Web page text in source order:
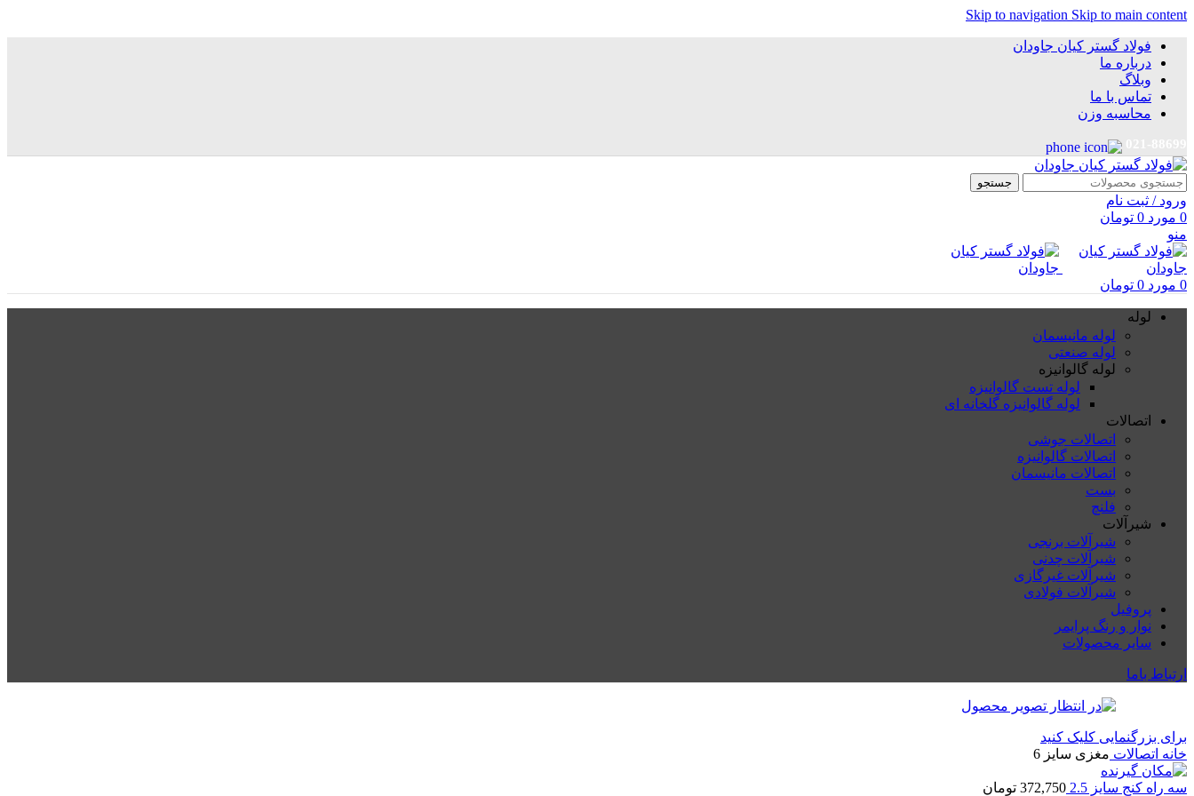
Skip to navigation Skip to main content
فولاد گستر کیان جاودان
درباره ما
وبلاگ
تماس با ما
محاسبه وزن
جستجو
ورود / ثبت نام
0 مورد 0 تومان
منو
0 مورد 0 تومان
لوله
لوله مانیسمان
لوله صنعتی
لوله گالوانیزه
لوله تست گالوانیزه
لوله گالوانیزه گلخانه ای
اتصالات
اتصالات جوشی
اتصالات گالوانیزه
اتصالات مانیسمان
بست
فلنچ
شیرآلات
شیرآلات برنجی
شیرآلات چدنی
شیرآلات غیرگازی
شیرآلات فولادی
پروفیل
نوار و رنگ پرایمر
سایر محصولات
ارتباط باما
برای بزرگنمایی کلیک کنید
خانه اتصالات مغزی سایز 6
سه راه کنج سایز 2.5 372,750 تومان